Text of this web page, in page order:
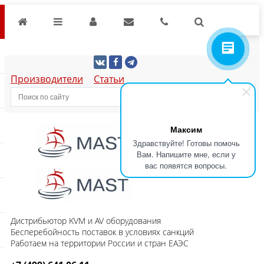
Максим
Здравствуйте! Готовы помочь
Вам. Напишите мне, если у
вас появятся вопросы.
Производители Статьи
Дистрибьютор KVM и AV оборудования
Бесперебойность поставок в условиях санкций
Работаем на территории России и стран ЕАЭС